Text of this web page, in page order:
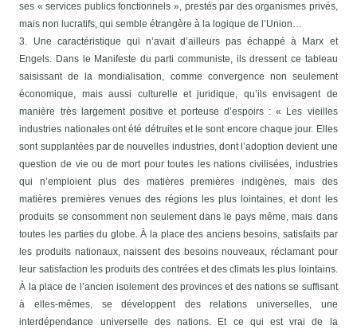
ses « services publics fonctionnels », prestés par des organismes privés,
mais non lucratifs, qui semble étrangère à la logique de l’Union…
3. Une caractéristique qui n’avait d’ailleurs pas échappé à Marx et
Engels. Dans le Manifeste du parti communiste, ils dressent ce tableau
saisissant de la mondialisation, comme convergence non seulement
économique, mais aussi culturelle et juridique, qu’ils envisagent de
manière très largement positive et porteuse d’espoirs : « Les vieilles
industries nationales ont été détruites et le sont encore chaque jour. Elles
sont supplantées par de nouvelles industries, dont l’adoption devient une
question de vie ou de mort pour toutes les nations civilisées, industries
qui n’emploient plus des matières premières indigènes, mais des
matières premières venues des régions les plus lointaines, et dont les
produits se consomment non seulement dans le pays même, mais dans
toutes les parties du globe. À la place des anciens besoins, satisfaits par
les produits nationaux, naissent des besoins nouveaux, réclamant pour
leur satisfaction les produits des contrées et des climats les plus lointains.
À la place de l’ancien isolement des provinces et des nations se suffisant
à elles-mêmes, se développent des relations universelles, une
interdépendance universelle des nations. Et ce qui est vrai de la